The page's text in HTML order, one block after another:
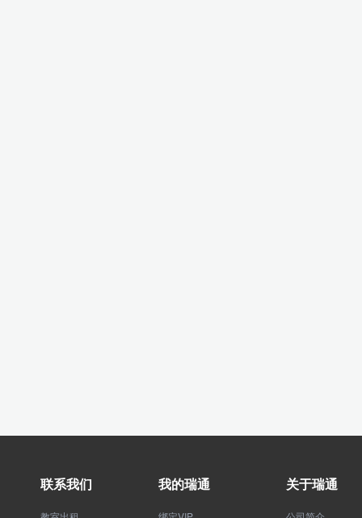
联系我们 我的瑞通 关于瑞通